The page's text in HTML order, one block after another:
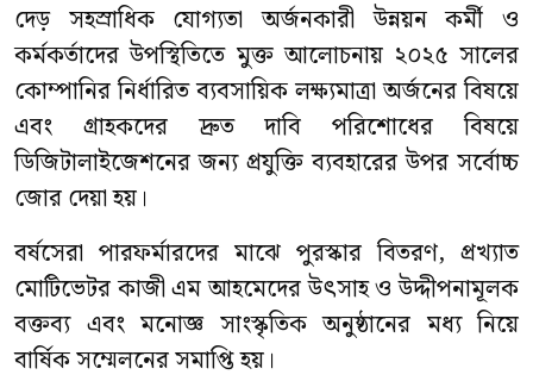
দেড় সহস্রাধিক যোগ্যতা অর্জনকারী উন্নয়ন কর্মী ও
কর্মকর্তাদের উপস্থিতিতে মুক্ত আলোচনায় ২০২৫ সালের
কোম্পানির নির্ধারিত ব্যবসায়িক লক্ষ্যমাত্রা অর্জনের বিষয়ে
এবং গ্রাহকদের দ্রুত দাবি পরিশোধের বিষয়ে
ডিজিটালাইজেশনের জন্য প্রযুক্তি ব্যবহারের উপর সর্বোচ্চ
জোর দেয়া হয়।
বর্ষসেরা পারফর্মারদের মাঝে পুরস্কার বিতরণ, প্রখ্যাত
মোটিভেটর কাজী এম আহমেদের উৎসাহ ও উদ্দীপনামূলক
বক্তব্য এবং মনোজ্ঞ সাংস্কৃতিক অনুষ্ঠানের মধ্য নিয়ে
বার্ষিক সম্মেলনের সমাপ্তি হয়।